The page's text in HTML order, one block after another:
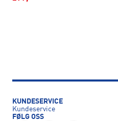
KUNDESERVICE
Kundeservice
FØLG OSS